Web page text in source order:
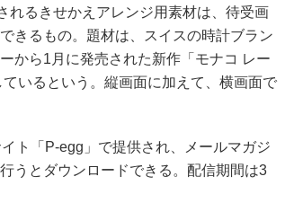
れるきせかえアレンジ用素材は、待受画
きるもの。題材は、スイスの時計ブラン
から1月に発売された新作「モナコ レー
いるという。縦画面に加えて、横画面で
ト「P-egg」で提供され、メールマガジ
うとダウンロードできる。配信期間は3